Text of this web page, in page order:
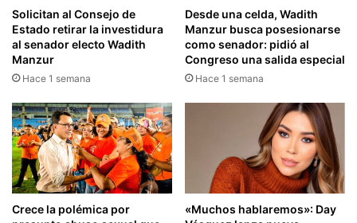
Solicitan al Consejo de
Estado retirar la investidura
al senador electo Wadith
Manzur
Hace 1 semana
Desde una celda, Wadith
Manzur busca posesionarse
como senador: pidió al
Congreso una salida especial
Hace 1 semana
Crece la polémica por
«Muchos hablaremos»: Day